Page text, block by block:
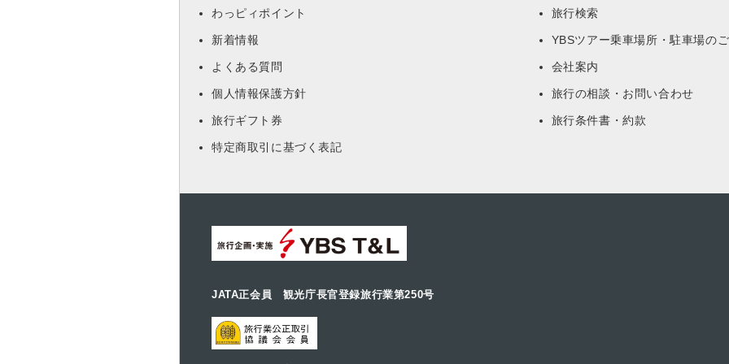
わっピィポイント 旅行検索
新着情報 YBSツアー乗車場所・駐車場の
よくある質問 会社案内
個人情報保護方針 旅行の相談・お問い合わせ
旅行ギフト券 旅行条件書・約款
特定商取引に基づく表記
JATA正会員 観光庁長官登録旅行業第250号